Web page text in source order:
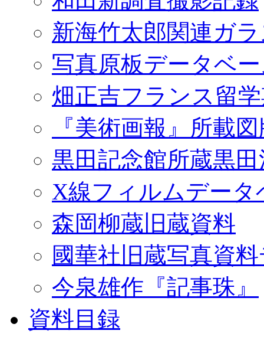
新海竹太郎関連ガ
写真原板データベ
畑正吉フランス留
『美術画報』所載
黒田記念館所蔵黒
X線フィルムデータ
森岡柳蔵旧蔵資料
國華社旧蔵写真資
今泉雄作『記事珠』
資料目録